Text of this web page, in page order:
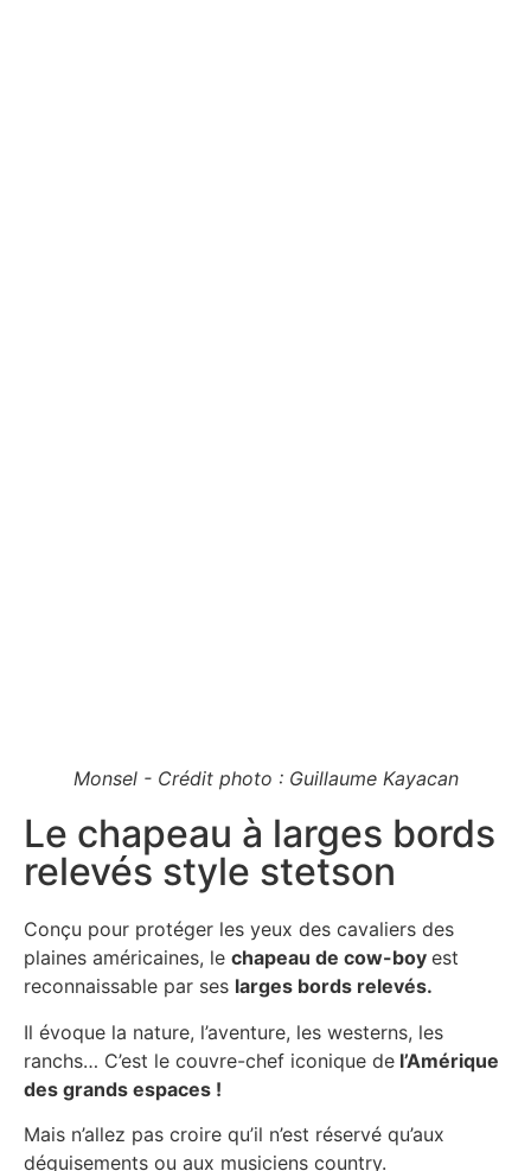
Le chapeau à larges bords
relevés style stetson
Conçu pour protéger les yeux des cavaliers des
plaines américaines, le chapeau de cow-boy est
reconnaissable par ses larges bords relevés.
Il évoque la nature, l’aventure, les westerns, les
ranchs… C’est le couvre-chef iconique de l’Amérique
des grands espaces !
Mais n’allez pas croire qu’il n’est réservé qu’aux
déguisements ou aux musiciens country.
Monsel - Crédit photo : Guillaume Kayacan